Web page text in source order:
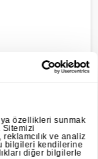
özellikleri sunmak
Sitemizi
ve analiz
bilgileri kendilerine
diğer bilgilerle